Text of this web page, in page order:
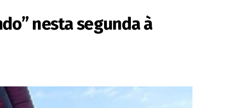
nesta segunda à